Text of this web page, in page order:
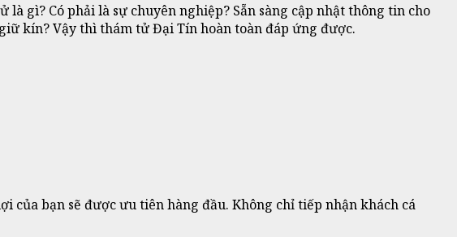
gì? Có phải là sự chuyên nghiệp? Sẵn sàng cập nhật thông tin cho
kín? Vậy thì thám tử Đại Tín hoàn toàn đáp ứng được.
bạn sẽ được ưu tiên hàng đầu. Không chỉ tiếp nhận khách cá